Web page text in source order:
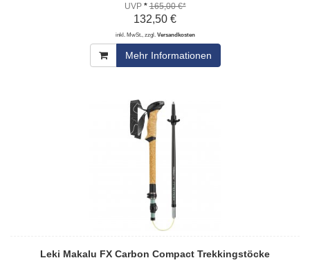
UVP * 165,00 €*
132,50 €
inkl. MwSt., zzgl. Versandkosten
Mehr Informationen
Leki Makalu FX Carbon Compact Trekkingstöcke